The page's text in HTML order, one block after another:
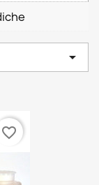

favorite_border